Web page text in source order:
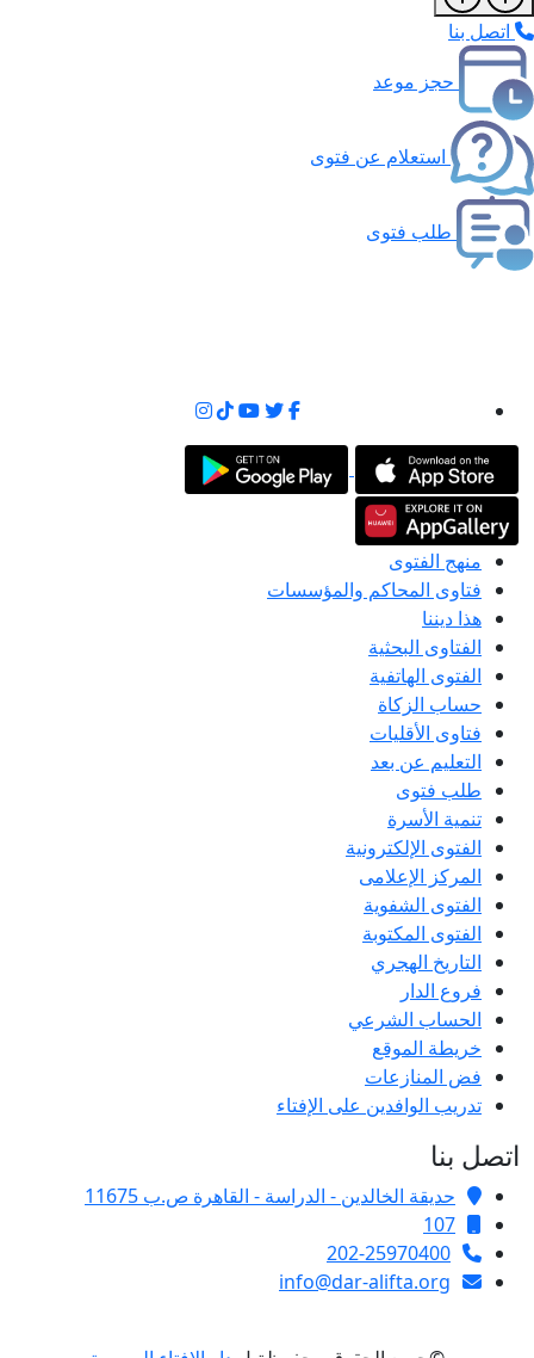
اتصل بنا
حجز موعد
استعلام عن فتوى
طلب فتوى
منهج الفتوى
فتاوى المحاكم والمؤسسات
هذا ديننا
الفتاوى البحثية
الفتوى الهاتفية
حساب الزكاة
فتاوى الأقليات
التعليم عن بعد
طلب فتوى
تنمية الأسرة
الفتوى الإلكترونية
المركز الإعلامى
الفتوى الشفوية
الفتوى المكتوبة
التاريخ الهجري
فروع الدار
الحساب الشرعي
خريطة الموقع
فض المنازعات
تدريب الوافدين على الإفتاء
اتصل بنا
حديقة الخالدين - الدراسة - القاهرة ص.ب 11675
107
202-25970400
info@dar-alifta.org